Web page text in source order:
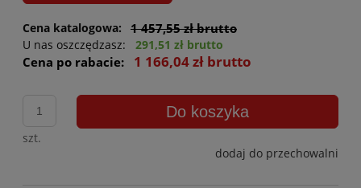
Cena katalogowa: 1 457,55 zł brutto
U nas oszczędzasz: 291,51 zł brutto
Cena po rabacie: 1 166,04 zł brutto
szt.
Do koszyka
dodaj do przechowalni